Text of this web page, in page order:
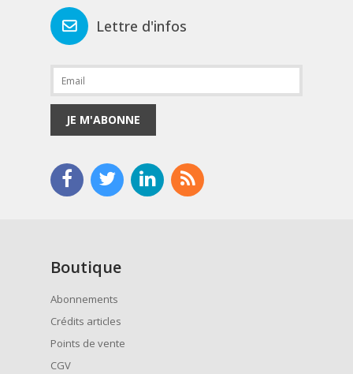
Lettre d'infos
JE M'ABONNE
Boutique
Abonnements
Crédits articles
Points de vente
CGV